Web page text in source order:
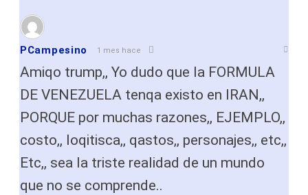
PCampesino 1 mes hace
Amiqo trump,, Yo dudo que la FORMULA
DE VENEZUELA tenqa existo en IRAN,,
PORQUE por muchas razones,, EJEMPLO,,
costo,, loqitisca,, qastos,, personajes,, etc,,
Etc,, sea la triste realidad de un mundo
que no se comprende..